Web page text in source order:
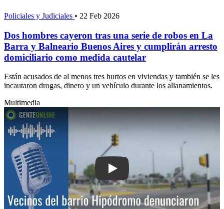
Policiales y Judiciales • 22 Feb 2026
Dos hombres cayeron tras una serie de robos en La
Barra y Balneario Buenos Aires y cumplirán arresto
domiciliario como medida cautelar
Están acusados de al menos tres hurtos en viviendas y también se les
incautaron drogas, dinero y un vehículo durante los allanamientos.
Multimedia
Play: Vecinos del barrio Hipódromo